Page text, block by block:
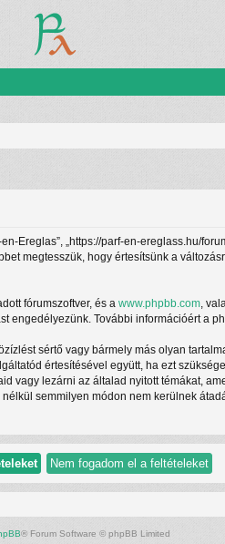
Ereglas”, „https://parf-en-ereglass.hu/
megtesszük, hogy értesítsünk a
fórumszoftver, és a www.phpbb.com,
engedélyezünk. További információért a
sértő vagy bármely más olyan
értesítésével együtt, ha ezt
vagy lezárni az általad nyitott témákat,
semmilyen módon nem kerülnek
® Forum Software © phpBB Limited